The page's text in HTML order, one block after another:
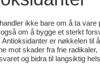
ikke bare om å ta vare
om å bygge et sterkt
Antioksidanter er nøkkelen til
mot skader fra frie
og bidra til langsiktig